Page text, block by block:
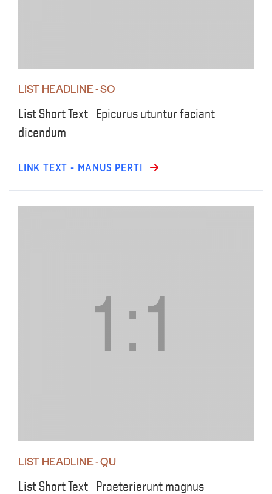
LIST HEADLINE - SO
List Short Text - Epicurus utuntur faciant
dicendum
LINK TEXT - MANUS PERTI
LIST HEADLINE - QU
List Short Text - Praeterierunt magnus